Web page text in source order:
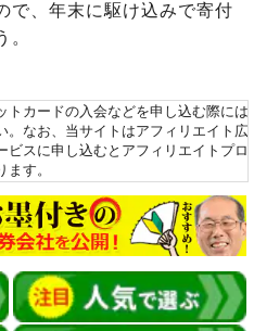
で、年末に駆け込みで寄付
。
カードの入会などを申し込む際には
。なお、当サイトはアフィリエイト広
ビスに申し込むとアフィリエイトプロ
す。